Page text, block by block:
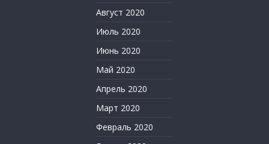
Август 2020
Июль 2020
Июнь 2020
Май 2020
Апрель 2020
Март 2020
Февраль 2020